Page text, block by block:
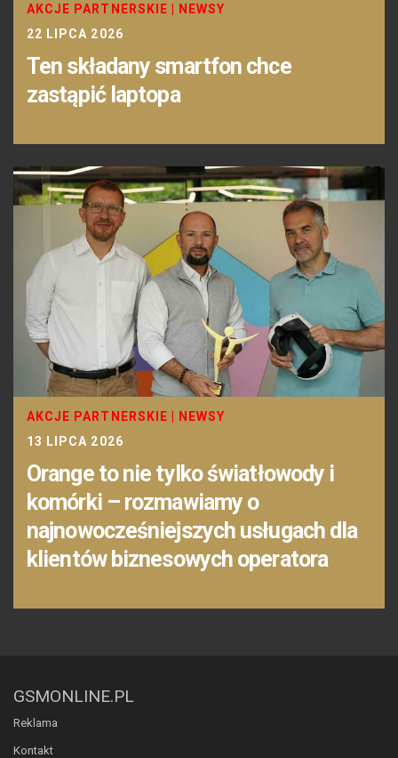
AKCJE PARTNERSKIE
NEWSY
22 LIPCA 2026
Ten składany smartfon chce
zastąpić laptopa
AKCJE PARTNERSKIE
NEWSY
13 LIPCA 2026
Orange to nie tylko światłowody i
komórki – rozmawiamy o
najnowocześniejszych usługach dla
klientów biznesowych operatora
GSMONLINE.PL
Reklama
Kontakt